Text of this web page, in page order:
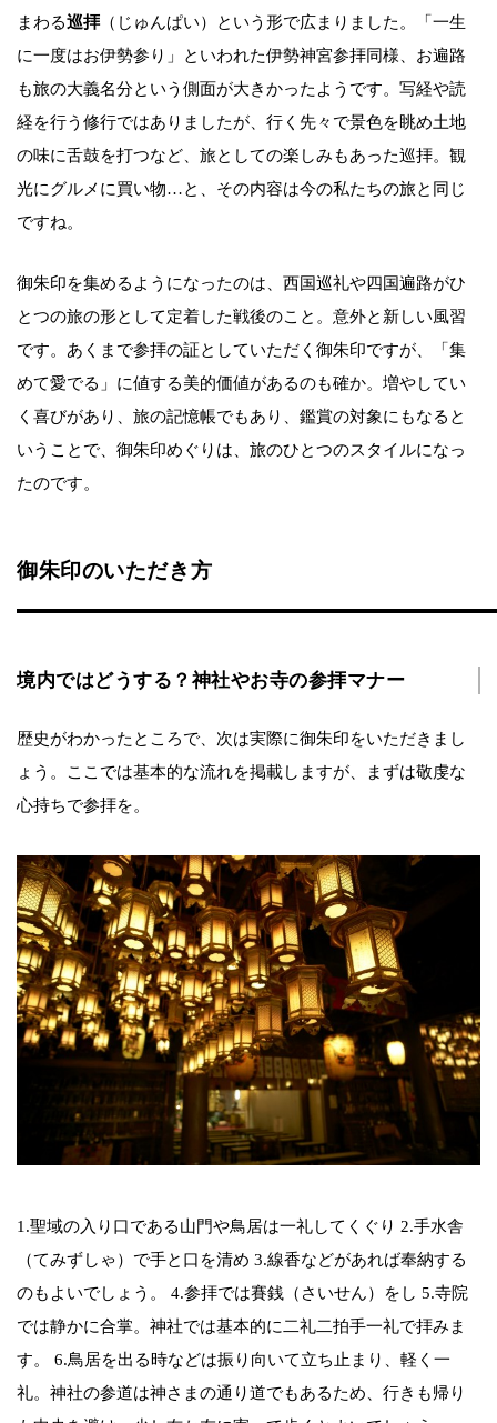
まわる巡拝（じゅんぱい）という形で広まりました。「一生
に一度はお伊勢参り」といわれた伊勢神宮参拝同様、お遍路
も旅の大義名分という側面が大きかったようです。写経や読
経を行う修行ではありましたが、行く先々で景色を眺め土地
の味に舌鼓を打つなど、旅としての楽しみもあった巡拝。観
光にグルメに買い物…と、その内容は今の私たちの旅と同じ
ですね。
御朱印を集めるようになったのは、西国巡礼や四国遍路がひ
とつの旅の形として定着した戦後のこと。意外と新しい風習
です。あくまで参拝の証としていただく御朱印ですが、「集
めて愛でる」に値する美的価値があるのも確か。増やしてい
く喜びがあり、旅の記憶帳でもあり、鑑賞の対象にもなると
いうことで、御朱印めぐりは、旅のひとつのスタイルになっ
たのです。
御朱印のいただき方
境内ではどうする？神社やお寺の参拝マナー
歴史がわかったところで、次は実際に御朱印をいただきまし
ょう。ここでは基本的な流れを掲載しますが、まずは敬虔な
心持ちで参拝を。
1.聖域の入り口である山門や鳥居は一礼してくぐり 2.手水舎
（てみずしゃ）で手と口を清め 3.線香などがあれば奉納する
のもよいでしょう。 4.参拝では賽銭（さいせん）をし 5.寺院
では静かに合掌。神社では基本的に二礼二拍手一礼で拝みま
す。 6.鳥居を出る時などは振り向いて立ち止まり、軽く一
礼。神社の参道は神さまの通り道でもあるため、行きも帰り